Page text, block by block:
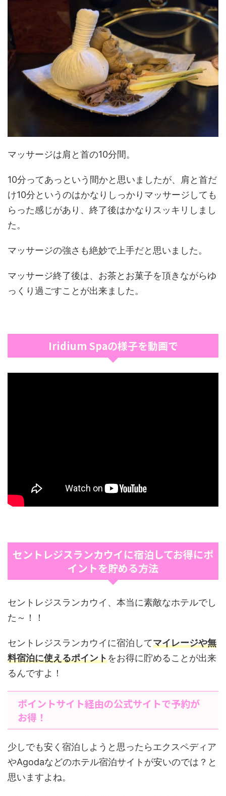
マッサージは肩と首の10分間。
10分ってあっという間かと思いましたが、肩と首だ
け10分というのはかなりしっかりマッサージしても
らった感じがあり、終了後はかなりスッキリしまし
た。
マッサージの強さも絶妙で上手だと思いました。
マッサージ終了後は、お茶とお菓子を頂きながらゆ
っくり過ごすことが出来ました。
Iridium Spaの様子を動画で
セントレジスランカウイに宿泊してお得にポ
イントを貯める方法
セントレジスランカウイ、本当に素敵なホテルでし
た～！！
セントレジスランカウイに宿泊してマイレージや無
料宿泊に使えるポイントをお得に貯めることが出来
るんですよ！
ポイントサイト経由の公式サイトで予約が
お得！
少しでも安く宿泊しようと思ったらエクスペディア
やAgodaなどのホテル宿泊サイトが安いのでは？と
思いますよね。